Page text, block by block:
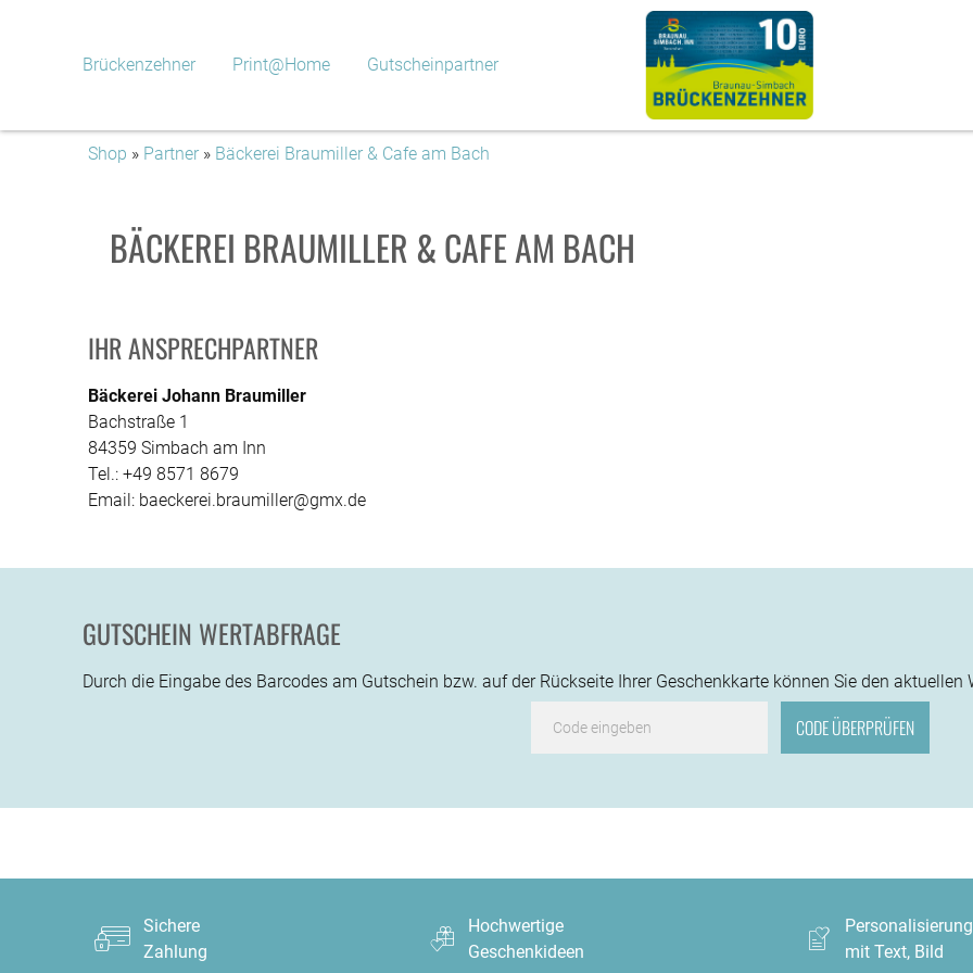
Brückenzehner Print@Home Gutscheinpartner
Shop » Partner » Bäckerei Braumiller & Cafe am Bach
BÄCKEREI BRAUMILLER & CAFE AM BACH
IHR ANSPRECHPARTNER
Bäckerei Johann Braumiller
Bachstraße 1
84359 Simbach am Inn
Tel.: +49 8571 8679
Email: baeckerei.braumiller@gmx.de
GUTSCHEIN WERTABFRAGE
Durch die Eingabe des Barcodes am Gutschein bzw. auf der Rückseite Ihrer Geschenkkarte können Sie den aktuellen
Sichere
Zahlung
Hochwertige
Geschenkideen
Personalisierung
mit Text, Bild